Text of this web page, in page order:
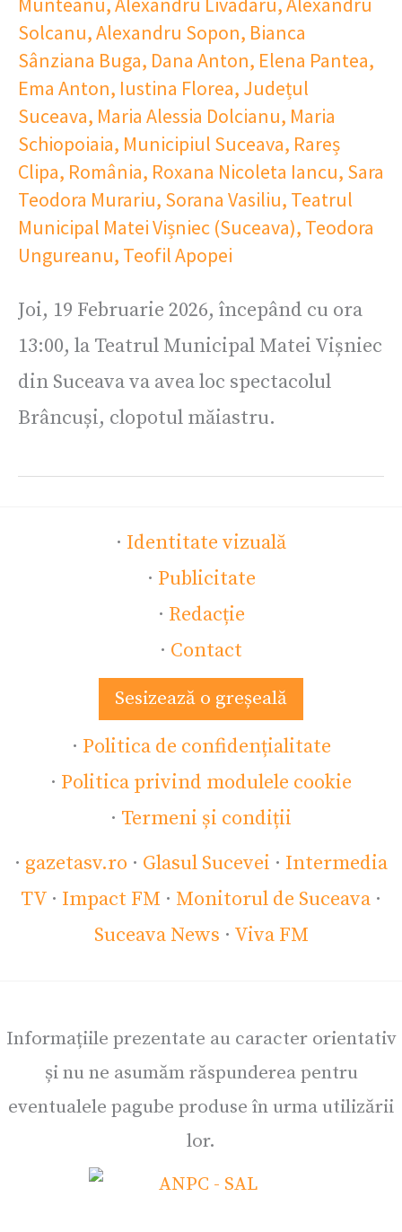
Solcanu,Alexandru Sopon, Bianca
Sânziana Buga, Dana Anton, Elena Pantea,
Ema Anton, Iustina Florea, Județul
Suceava, Maria Alessia Dolcianu, Maria
Schiopoiaia, Municipiul Suceava, Rareș
Clipa, România, Roxana Nicoleta Iancu, Sara
Teodora Murariu, Sorana Vasiliu, Teatrul
Municipal Matei Vișniec (Suceava), Teodora
Ungureanu, Teofil Apopei
Joi, 19 Februarie 2026, începând cu ora
13:00, la Teatrul Municipal Matei Vișniec
din Suceava va avea loc spectacolul
Brâncuși, clopotul măiastru.
· Identitate vizuală
· Publicitate
· Redacție
· Contact
Sesizează o greșeală
· Politica de confidențialitate
· Politica privind modulele cookie
· Termeni și condiții
· gazetasv.ro · Glasul Sucevei · Intermedia
TV · Impact FM · Monitorul de Suceava ·
Suceava News · Viva FM
Informațiile prezentate au caracter orientativ
și nu ne asumăm răspunderea pentru
eventualele pagube produse în urma utilizării
lor.